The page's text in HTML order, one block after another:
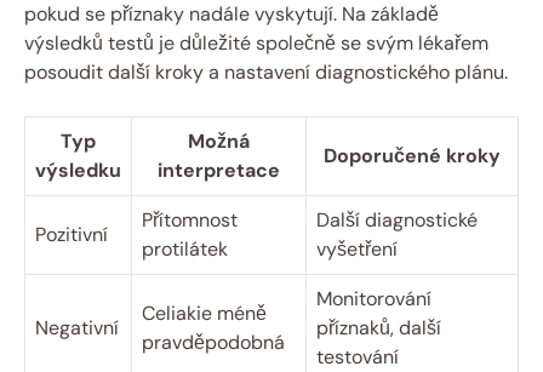
pokud se příznaky nadále vyskytují. Na základě
výsledků testů je důležité společně se svým lékařem
posoudit další kroky a nastavení diagnostického plánu.
Typ
výsledku
Možná
interpretace
Doporučené kroky
Pozitivní
Přítomnost
protilátek
Další diagnostické
vyšetření
Negativní
Celiakie méně
pravděpodobná
Monitorování
příznaků, další
testování